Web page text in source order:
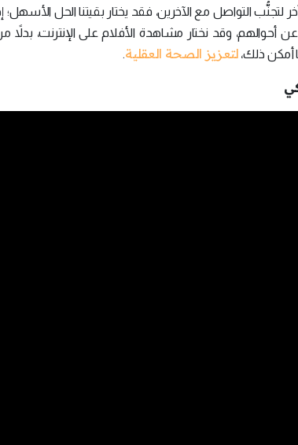
التواصل مع الآخرين، فقد يختار بقيتنا الحل الأسهل؛
أحوالهم، وقد نختار مشاهدة الأفلام على الإنترنت، بدلاً
أمكن ذلك، لتعزيز الصحة العقلية.